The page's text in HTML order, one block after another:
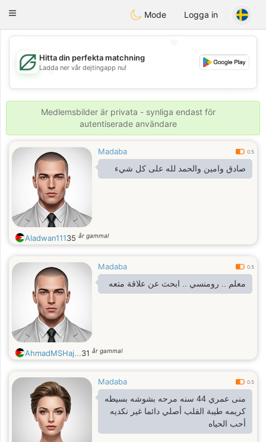
GulfDating
Toggle
Mode Logga in
💖
💕
💕
Hitta din perfekta matchning
Ladda ner vår dejtingapp nu!
Medlemsbilder är privata - synliga endast för
autentiserade användare
Madaba 0.5
صادق وامين والحمد لله على كل شيء
Aladwan11135 år gammal
Madaba 0.5
معلم .. رومنسي .. ابحث عن علاقة متعه
AhmadMSHaj...31 år gammal
Madaba 0.5
منى عمري 44 سنه مرحه بشوشه بسيطه
كريمه طيبة القلب أصلي دائما غير نكديه
أحب الحياه